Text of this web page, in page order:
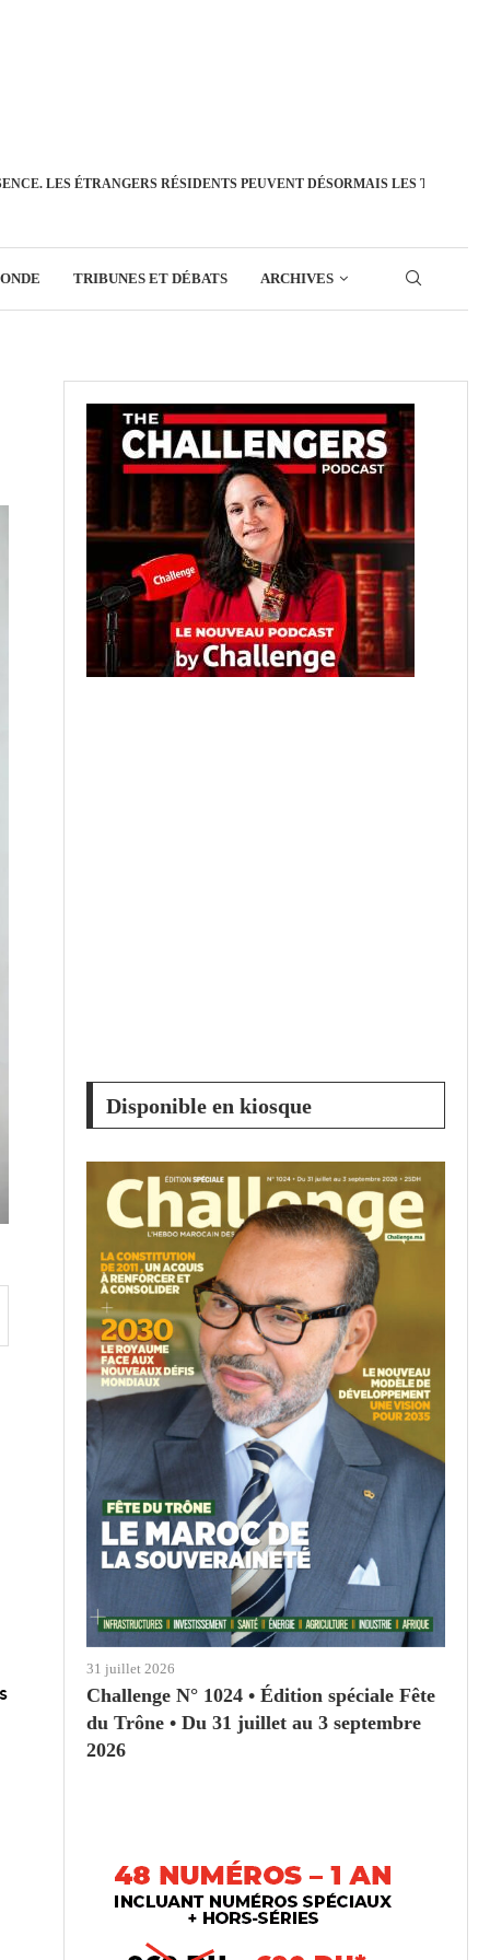
LES ÉTRANGERS RÉSIDENTS PEUVENT DÉSORMAIS LES
TRIBUNES ET DÉBATS ARCHIVES
Disponible en kiosque
31 juillet 2026
Challenge N° 1024 • Édition spéciale Fête
du Trône • Du 31 juillet au 3 septembre
2026